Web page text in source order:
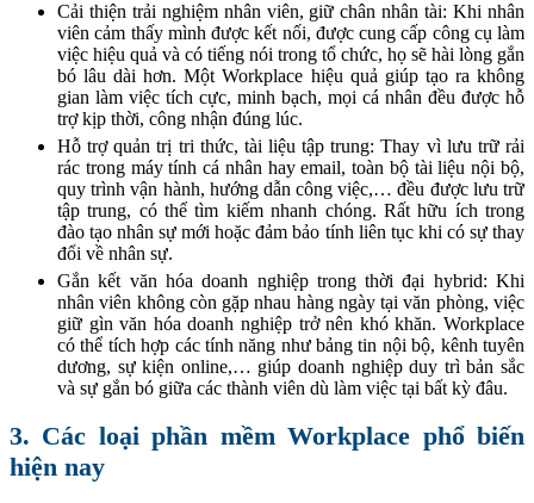
Cải thiện trải nghiệm nhân viên, giữ chân nhân tài: Khi nhân
viên cảm thấy mình được kết nối, được cung cấp công cụ làm
việc hiệu quả và có tiếng nói trong tổ chức, họ sẽ hài lòng gắn
bó lâu dài hơn. Một Workplace hiệu quả giúp tạo ra không
gian làm việc tích cực, minh bạch, mọi cá nhân đều được hỗ
trợ kịp thời, công nhận đúng lúc.
Hỗ trợ quản trị tri thức, tài liệu tập trung: Thay vì lưu trữ rải
rác trong máy tính cá nhân hay email, toàn bộ tài liệu nội bộ,
quy trình vận hành, hướng dẫn công việc,… đều được lưu trữ
tập trung, có thể tìm kiếm nhanh chóng. Rất hữu ích trong
đào tạo nhân sự mới hoặc đảm bảo tính liên tục khi có sự thay
đổi về nhân sự.
Gắn kết văn hóa doanh nghiệp trong thời đại hybrid: Khi
nhân viên không còn gặp nhau hàng ngày tại văn phòng, việc
giữ gìn văn hóa doanh nghiệp trở nên khó khăn. Workplace
có thể tích hợp các tính năng như bảng tin nội bộ, kênh tuyên
dương, sự kiện online,… giúp doanh nghiệp duy trì bản sắc
và sự gắn bó giữa các thành viên dù làm việc tại bất kỳ đâu.
3. Các loại phần mềm Workplace phổ biến
hiện nay